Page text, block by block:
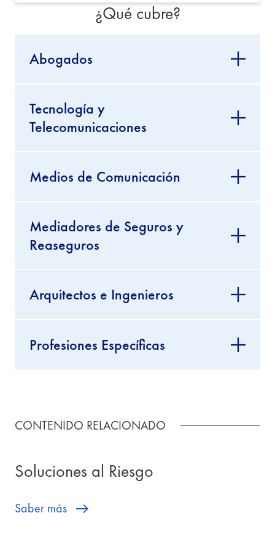
¿Qué cubre?
Abogados
Tecnología y
Telecomunicaciones
Medios de Comunicación
Mediadores de Seguros y
Reaseguros
Arquitectos e Ingenieros
Profesiones Específicas
CONTENIDO RELACIONADO
Soluciones al Riesgo
Saber más